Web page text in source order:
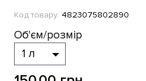
Код товару: 4823075802890
Об'єм/розмір